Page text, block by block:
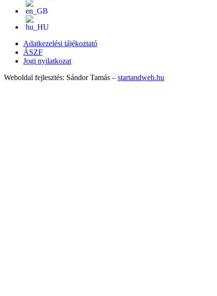
Adatkezelési tájékoztató
ÁSZF
Jogi nyilatkozat
Weboldal fejlesztés: Sándor Tamás – startandweb.hu